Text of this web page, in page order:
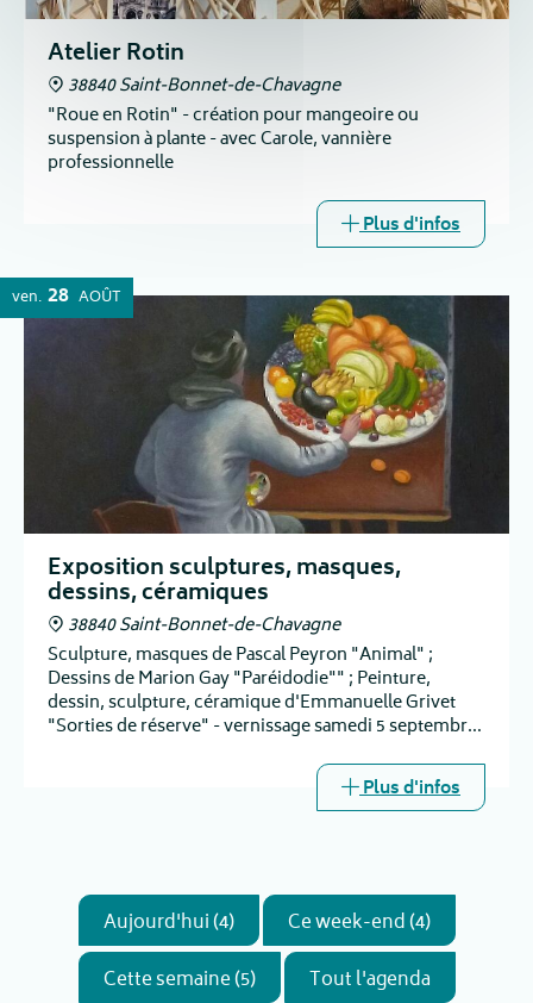
Atelier Rotin
38840 Saint-Bonnet-de-Chavagne
"Roue en Rotin" - création pour mangeoire ou
suspension à plante - avec Carole, vannière
professionnelle
Plus d'infos
ven. 28 AOÛT
Exposition sculptures, masques,
dessins, céramiques
38840 Saint-Bonnet-de-Chavagne
Sculpture, masques de Pascal Peyron "Animal" ;
Dessins de Marion Gay "Paréidodie"" ; Peinture,
dessin, sculpture, céramique d'Emmanuelle Grivet
"Sorties de réserve" - vernissage samedi 5 septembre
Plus d'infos
Aujourd'hui (4)
Ce week-end (4)
Cette semaine (5)
Tout l'agenda